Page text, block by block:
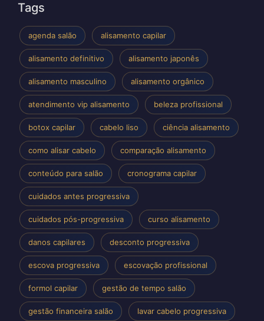
Tags
agenda salão alisamento capilar
alisamento definitivo alisamento japonês
alisamento masculino alisamento orgânico
atendimento vip alisamento beleza profissional
botox capilar cabelo liso ciência alisamento
como alisar cabelo comparação alisamento
conteúdo para salão cronograma capilar
cuidados antes progressiva
cuidados pós-progressiva curso alisamento
danos capilares desconto progressiva
escova progressiva escovação profissional
formol capilar gestão de tempo salão
gestão financeira salão lavar cabelo progressiva